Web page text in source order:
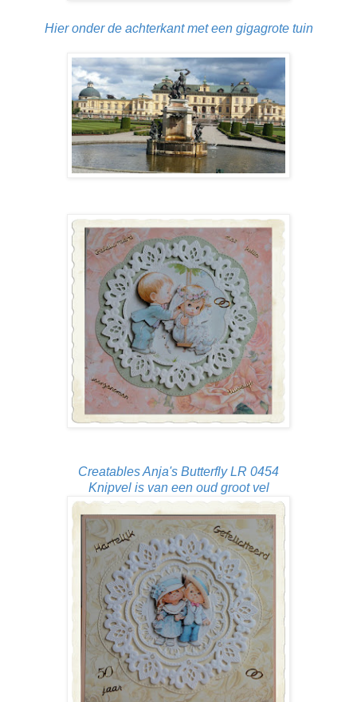
Hier onder de achterkant met een gigagrote tuin
Creatables Anja's Butterfly LR 0454
Knipvel is van een oud groot vel